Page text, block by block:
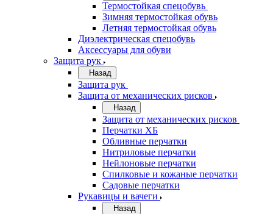
Термостойкая спецобувь
Зимняя термостойкая обувь
Летняя термостойкая обувь
Диэлектрическая спецобувь
Аксессуары для обуви
Защита рук
Назад
Защита рук
Защита от механических рисков
Назад
Защита от механических рисков
Перчатки ХБ
Обливные перчатки
Нитриловые перчатки
Нейлоновые перчатки
Спилковые и кожаные перчатки
Садовые перчатки
Рукавицы и вачеги
Назад